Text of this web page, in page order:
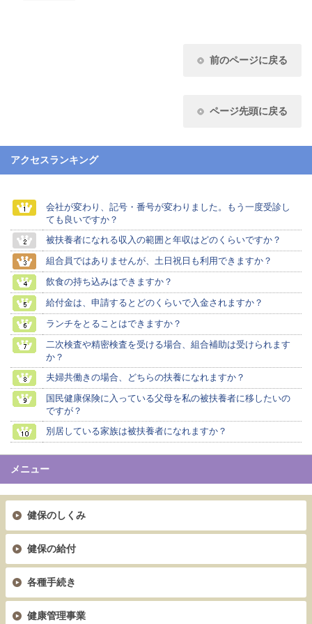
前のページに戻る
ページ先頭に戻る
アクセスランキング
会社が変わり、記号・番号が変わりました。もう一度受診し
ても良いですか？
被扶養者になれる収入の範囲と年収はどのくらいですか？
組合員ではありませんが、土日祝日も利用できますか？
飲食の持ち込みはできますか？
給付金は、申請するとどのくらいで入金されますか？
ランチをとることはできますか？
二次検査や精密検査を受ける場合、組合補助は受けられます
か？
夫婦共働きの場合、どちらの扶養になれますか？
国民健康保険に入っている父母を私の被扶養者に移したいの
ですが？
別居している家族は被扶養者になれますか？
メニュー
健保のしくみ
健保の給付
各種手続き
健康管理事業